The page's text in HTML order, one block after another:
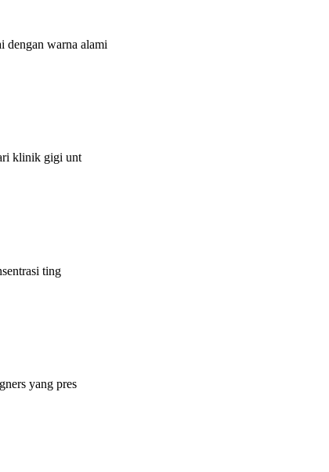
warna alami
klinik gigi unt
ting
yang pres